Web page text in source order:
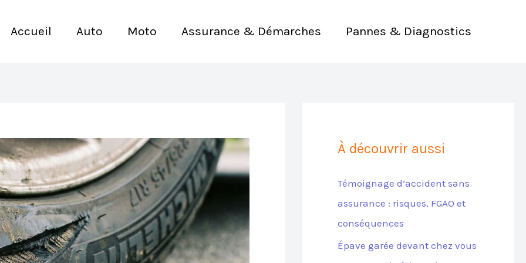
Accueil Auto Moto Assurance & Démarches Pannes & Diagnostics
À découvrir aussi
Témoignage d’accident sans
assurance : risques, FGAO et
conséquences
Épave garée devant chez vous